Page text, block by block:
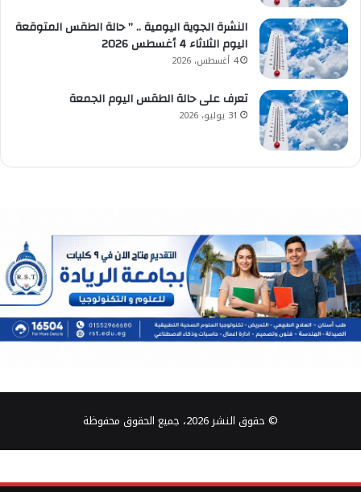
النشرة الجوية اليومية .. ” حالة الطقس المتوقعة
اليوم الثلاثاء 4 أغسطس 2026
4 أغسطس، 2026
تعرف على حالة الطقس اليوم الجمعة
31 يوليو، 2026
© حقوق النشر 2026، جميع الحقوق محفوظة